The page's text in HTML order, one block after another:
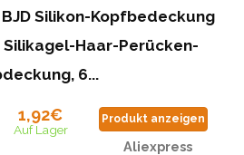
Silikon-Kopfbedeckung
Silikagel-Haar-Perücken-
6...
1,92€
Auf Lager
Produkt anzeigen
Aliexpress